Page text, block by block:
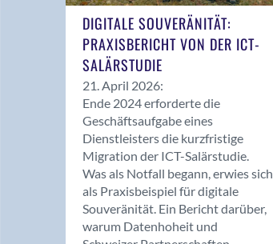
DIGITALE SOUVERÄNITÄT:
PRAXISBERICHT VON DER ICT-
SALÄRSTUDIE
21. April 2026:
Ende 2024 erforderte die
Geschäftsaufgabe eines
Dienstleisters die kurzfristige
Migration der ICT-Salärstudie.
Was als Notfall begann, erwies sich
als Praxisbeispiel für digitale
Souveränität. Ein Bericht darüber,
warum Datenhoheit und